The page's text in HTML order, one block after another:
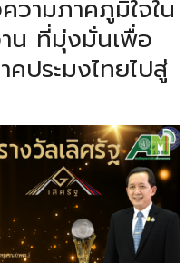
วามภาคภูมิใจใน
น ที่มุ่งมั่นเพื่อ
ประมงไทยไปสู่